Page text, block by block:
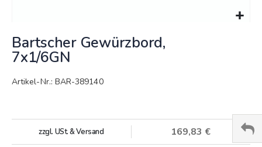
zum
Anfang
der
Bildergalerie
Bartscher Gewürzbord,
7x1/6GN
Artikel-Nr.: BAR-389140
169,83 €
zzgl. USt. & Versand